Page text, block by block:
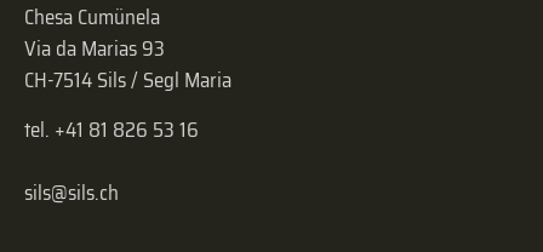
Chesa Cumünela
Via da Marias 93
CH-7514 Sils / Segl Maria
tel. +41 81 826 53 16
sils@sils.ch